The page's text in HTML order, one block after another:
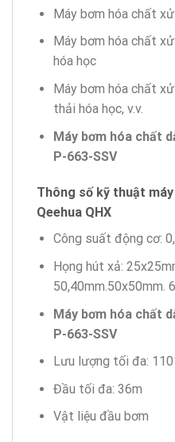
Máy bơm hóa chất
Máy bơm hóa chất
hóa học
Máy bơm hóa chất
thải hóa học, v.v.
Máy bơm hóa chất
P-663-SSV
Thông số kỹ thuật
Qeehua QHX
Công suất động cơ:
Họng hút xả:
50,40mm.50x50mm.
Máy bơm hóa chất
P-663-SSV
Lưu lượng tối đa:
Đầu tối đa: 36m
Vật liệu đầu bơm